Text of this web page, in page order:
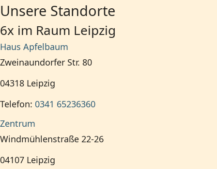
Unsere Standorte
6x im Raum Leipzig
Haus Apfelbaum
Zweinaundorfer Str. 80
04318 Leipzig
Telefon: 0341 65236360
Zentrum
Windmühlenstraße 22-26
04107 Leipzig